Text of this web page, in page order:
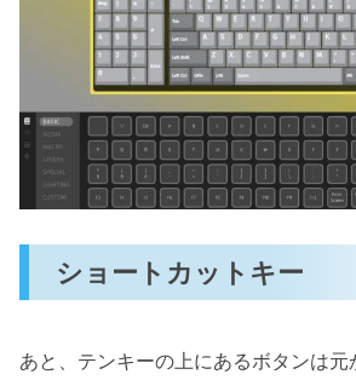
ショートカットキー
あと、テンキーの上にあるボタンは元